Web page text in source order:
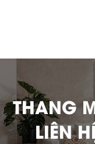
THANG
LIÊN